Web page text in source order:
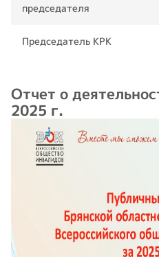
председателя
Председатель КРК
Отчет о
2025 г.